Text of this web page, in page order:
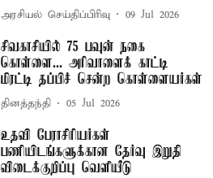
அரசியல் செய்திப்பிரிவு 09 Jul 2026
சிவகாசியில் 75 பவுன் நகை
கொள்ளை... அரிவாளைக் காட்டி
மிரட்டி தப்பிச் சென்ற கொள்ளையர்கள்
தினத்தந்தி 05 Jul 2026
உதவி பேராசிரியர்கள்
பணியிடங்களுக்கான தேர்வு இறுதி
விடைக்குறிப்பு வெளியீடு